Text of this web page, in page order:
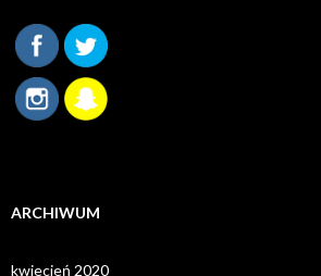
ARCHIWUM
kwiecień 2020